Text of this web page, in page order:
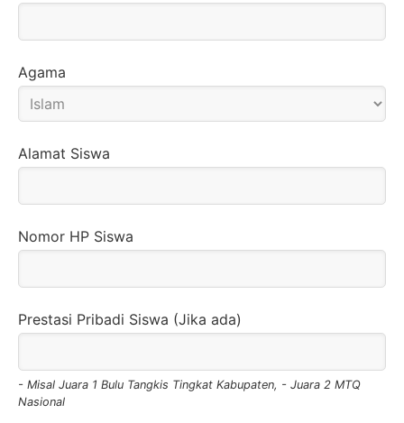
Agama
Alamat Siswa
Nomor HP Siswa
Prestasi Pribadi Siswa (Jika ada)
- Misal Juara 1 Bulu Tangkis Tingkat Kabupaten, - Juara 2 MTQ
Nasional